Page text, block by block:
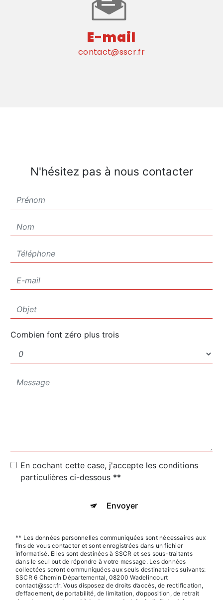
E-mail
contact@sscr.fr
N'hésitez pas à nous contacter
Combien font zéro plus trois
En cochant cette case, j'accepte les conditions
particulières ci-dessous **
Envoyer
** Les données personnelles communiquées sont nécessaires aux
fins de vous contacter et sont enregistrées dans un fichier
informatisé. Elles sont destinées à SSCR et ses sous-traitants
dans le seul but de répondre à votre message. Les données
collectées seront communiquées aux seuls destinataires suivants:
SSCR 6 Chemin Départemental, 08200 Wadelincourt
contact@sscr.fr. Vous disposez de droits d’accès, de rectification,
d’effacement, de portabilité, de limitation, d’opposition, de retrait